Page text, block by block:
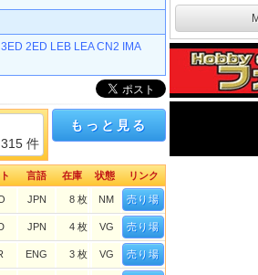
3ED 2ED LEB LEA CN2
IMA
件
もっと見る
言語 在庫 状態 リンク
JPN 8 枚 NM 売り場
JPN 4 枚 VG 売り場
ENG 3 枚 VG 売り場